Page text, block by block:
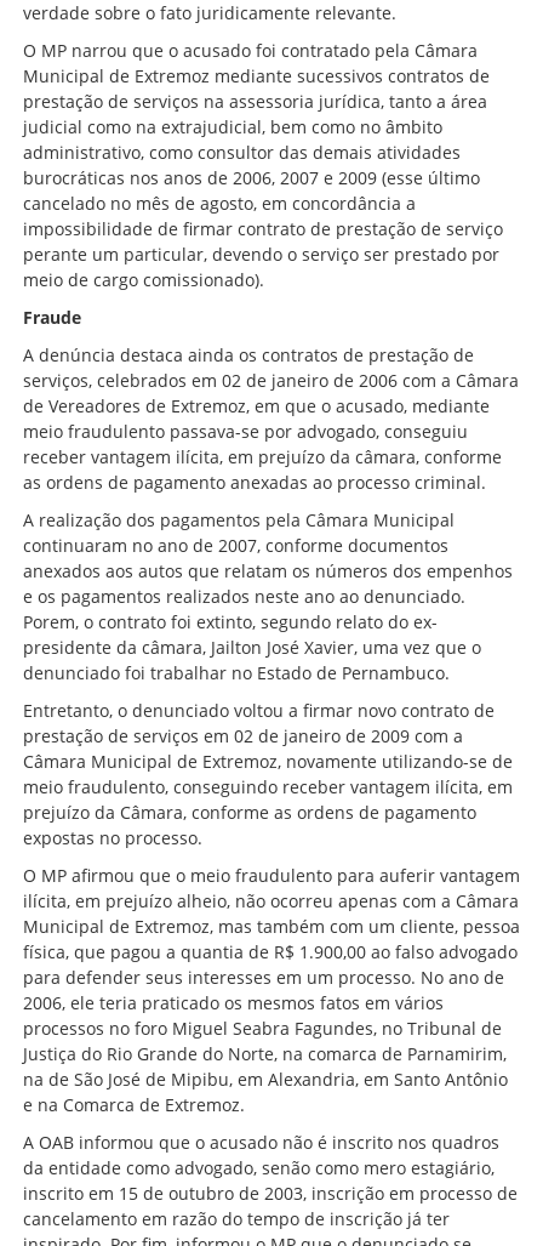
verdade sobre o fato juridicamente relevante.
O MP narrou que o acusado foi contratado pela Câmara
Municipal de Extremoz mediante sucessivos contratos de
prestação de serviços na assessoria jurídica, tanto a área
judicial como na extrajudicial, bem como no âmbito
administrativo, como consultor das demais atividades
burocráticas nos anos de 2006, 2007 e 2009 (esse último
cancelado no mês de agosto, em concordância a
impossibilidade de firmar contrato de prestação de serviço
perante um particular, devendo o serviço ser prestado por
meio de cargo comissionado).
Fraude
A denúncia destaca ainda os contratos de prestação de
serviços, celebrados em 02 de janeiro de 2006 com a Câmara
de Vereadores de Extremoz, em que o acusado, mediante
meio fraudulento passava-se por advogado, conseguiu
receber vantagem ilícita, em prejuízo da câmara, conforme
as ordens de pagamento anexadas ao processo criminal.
A realização dos pagamentos pela Câmara Municipal
continuaram no ano de 2007, conforme documentos
anexados aos autos que relatam os números dos empenhos
e os pagamentos realizados neste ano ao denunciado.
Porem, o contrato foi extinto, segundo relato do ex-
presidente da câmara, Jailton José Xavier, uma vez que o
denunciado foi trabalhar no Estado de Pernambuco.
Entretanto, o denunciado voltou a firmar novo contrato de
prestação de serviços em 02 de janeiro de 2009 com a
Câmara Municipal de Extremoz, novamente utilizando-se de
meio fraudulento, conseguindo receber vantagem ilícita, em
prejuízo da Câmara, conforme as ordens de pagamento
expostas no processo.
O MP afirmou que o meio fraudulento para auferir vantagem
ilícita, em prejuízo alheio, não ocorreu apenas com a Câmara
Municipal de Extremoz, mas também com um cliente, pessoa
física, que pagou a quantia de R$ 1.900,00 ao falso advogado
para defender seus interesses em um processo. No ano de
2006, ele teria praticado os mesmos fatos em vários
processos no foro Miguel Seabra Fagundes, no Tribunal de
Justiça do Rio Grande do Norte, na comarca de Parnamirim,
na de São José de Mipibu, em Alexandria, em Santo Antônio
e na Comarca de Extremoz.
A OAB informou que o acusado não é inscrito nos quadros
da entidade como advogado, senão como mero estagiário,
inscrito em 15 de outubro de 2003, inscrição em processo de
cancelamento em razão do tempo de inscrição já ter